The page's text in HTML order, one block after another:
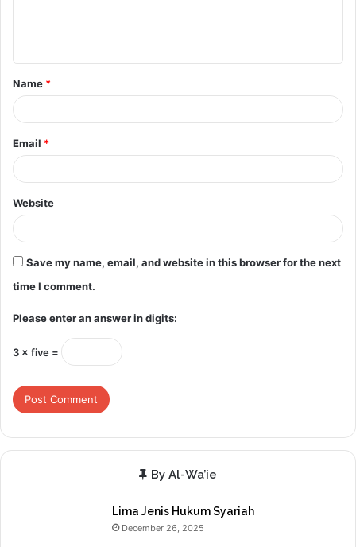
t
*
Name *
Email *
Website
Save my name, email, and website in this browser for the next
time I comment.
Please enter an answer in digits:
3 × five =
By Al-Wa’ie
Lima Jenis Hukum Syariah
December 26, 2025